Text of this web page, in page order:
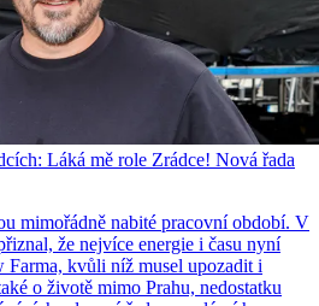
Láká mě role Zrádce! Nová řada
mimořádně nabité pracovní období. V
že nejvíce energie i času nyní
Farma, kvůli níž musel upozadit i
o životě mimo Prahu, nedostatku